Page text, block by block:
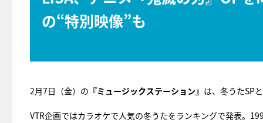
の“特別映像”も
2月7日（金）の 『ミュージックステーション』 は、冬うたSP
VTR企画ではカラオケで人気の冬うたをランキングで発表。